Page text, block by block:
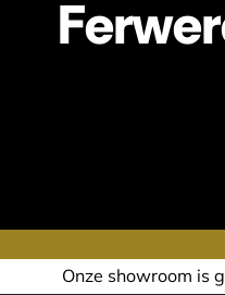
geopend op afspraak.